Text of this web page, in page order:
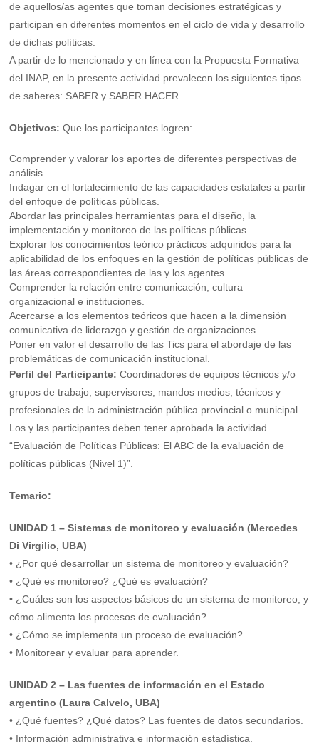
de aquellos/as agentes que toman decisiones estratégicas y
participan en diferentes momentos en el ciclo de vida y desarrollo
de dichas políticas.
A partir de lo mencionado y en línea con la Propuesta Formativa
del INAP, en la presente actividad prevalecen los siguientes tipos
de saberes: SABER y SABER HACER.
Objetivos: Que los participantes logren:
Comprender y valorar los aportes de diferentes perspectivas de
análisis.
Indagar en el fortalecimiento de las capacidades estatales a partir
del enfoque de políticas públicas.
Abordar las principales herramientas para el diseño, la
implementación y monitoreo de las políticas públicas.
Explorar los conocimientos teórico prácticos adquiridos para la
aplicabilidad de los enfoques en la gestión de políticas públicas de
las áreas correspondientes de las y los agentes.
Comprender la relación entre comunicación, cultura
organizacional e instituciones.
Acercarse a los elementos teóricos que hacen a la dimensión
comunicativa de liderazgo y gestión de organizaciones.
Poner en valor el desarrollo de las Tics para el abordaje de las
problemáticas de comunicación institucional.
Perfil del Participante:Coordinadores de equipos técnicos y/o
grupos de trabajo, supervisores, mandos medios, técnicos y
profesionales de la administración pública provincial o municipal.
Los y las participantes deben tener aprobada la actividad
“Evaluación de Políticas Públicas: El ABC de la evaluación de
políticas públicas (Nivel 1)”.
Temario:
UNIDAD 1 – Sistemas de monitoreo y evaluación (Mercedes
Di Virgilio, UBA)
• ¿Por qué desarrollar un sistema de monitoreo y evaluación?
• ¿Qué es monitoreo? ¿Qué es evaluación?
• ¿Cuáles son los aspectos básicos de un sistema de monitoreo; y
cómo alimenta los procesos de evaluación?
• ¿Cómo se implementa un proceso de evaluación?
• Monitorear y evaluar para aprender.
UNIDAD 2 – Las fuentes de información en el Estado
argentino (Laura Calvelo, UBA)
• ¿Qué fuentes? ¿Qué datos? Las fuentes de datos secundarios.
• Información administrativa e información estadística.